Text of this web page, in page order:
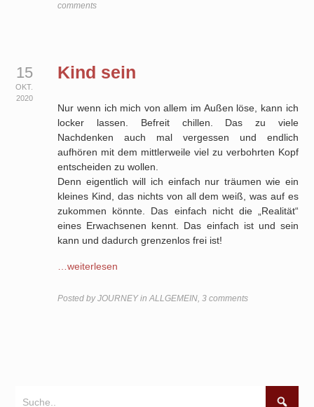
comments
15
OKT.
2020
Kind sein
Nur wenn ich mich von allem im Außen löse, kann ich
locker lassen. Befreit chillen. Das zu viele
Nachdenken auch mal vergessen und endlich
aufhören mit dem mittlerweile viel zu verbohrten Kopf
entscheiden zu wollen.
Denn eigentlich will ich einfach nur träumen wie ein
kleines Kind, das nichts von all dem weiß, was auf es
zukommen könnte. Das einfach nicht die „Realität“
eines Erwachsenen kennt. Das einfach ist und sein
kann und dadurch grenzenlos frei ist!
…weiterlesen
Posted by JOURNEY in ALLGEMEIN,3 comments